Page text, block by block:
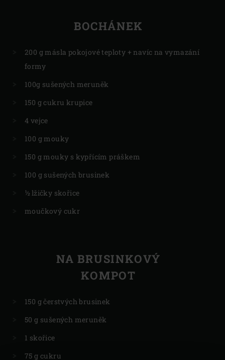
BOCHÁNEK
200 g másla pokojové teploty + navíc na vymazání
formy
100g sušených meruněk
150 g cukru krupice
4 vejce
100 g mouky
150 g mouky s kypřícím práškem
100 g sušených brusinek
½ lžičky skořice
moučkový cukr
NA BRUSINKOVÝ
KOMPOT
150 g čerstvých brusinek
50 g sušených meruněk
1 skořice
75 g cukru